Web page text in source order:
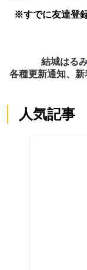
※すでに友達登
結城はる
各種更新通知、
人気記事